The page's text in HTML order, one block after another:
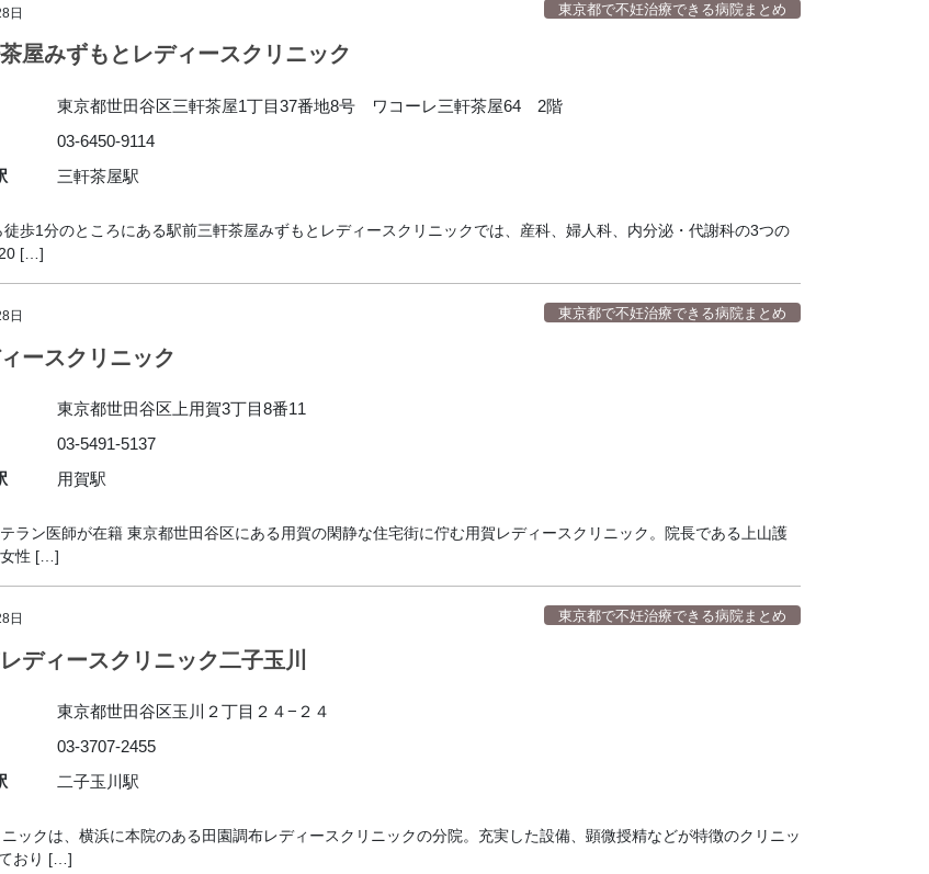
日 東京都で不妊治療できる病院まとめ
屋みずもとレディースクリニック
東京都世田谷区三軒茶屋1丁目37番地8号 ワコーレ三軒茶屋64 2階
03-6450-9114
三軒茶屋駅
歩1分のところにある駅前三軒茶屋みずもとレディースクリニックでは、産科、婦人科、内分泌・代謝科の3つの
20 […]
日 東京都で不妊治療できる病院まとめ
ースクリニック
東京都世田谷区上用賀3丁目8番11
03-5491-5137
用賀駅
ラン医師が在籍 東京都世田谷区にある用賀の閑静な住宅街に佇む用賀レディースクリニック。院長である上山護
女性 […]
日 東京都で不妊治療できる病院まとめ
ディースクリニック二子玉川
東京都世田谷区玉川２丁目２４−２４
03-3707-2455
二子玉川駅
ックは、横浜に本院のある田園調布レディースクリニックの分院。充実した設備、顕微授精などが特徴のクリニッ
おり […]